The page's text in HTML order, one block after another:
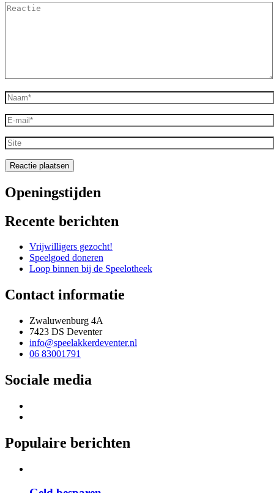
Reactie
Naam*
E-
mail*
Site
Openingstijden
Recente berichten
Vrijwilligers gezocht!
Speelgoed doneren
Loop binnen bij de Speelotheek
Contact informatie
Zwaluwenburg 4A
7423 DS Deventer
info@speelakkerdeventer.nl
06 83001791
Sociale media
Populaire berichten